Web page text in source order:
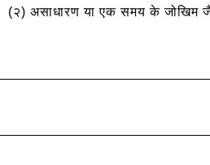
(२) असाधारण या एक समय के जोखिम